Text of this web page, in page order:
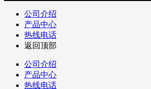
公司介绍
产品中心
热线电话
返回顶部
公司介绍
产品中心
热线电话